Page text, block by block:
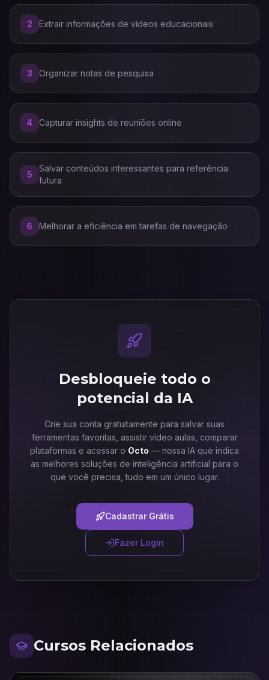
2 Extrair informações de vídeos educacionais
3 Organizar notas de pesquisa
4 Capturar insights de reuniões online
5
Salvar conteúdos interessantes para referência
futura
6 Melhorar a eficiência em tarefas de navegação
Desbloqueie todo o
potencial da IA
Crie sua conta gratuitamente para salvar suas
ferramentas favoritas, assistir vídeo aulas, comparar
plataformas e acessar o Octo — nossa IA que indica
as melhores soluções de inteligência artificial para o
que você precisa, tudo em um único lugar.
Cadastrar Grátis
Fazer Login
Cursos Relacionados